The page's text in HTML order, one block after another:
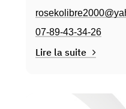
07-89-43-34-26
Lire la suite